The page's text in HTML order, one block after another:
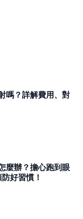
嗎？​​詳解費用、對
麼辦？擔心跑到眼
好習慣！